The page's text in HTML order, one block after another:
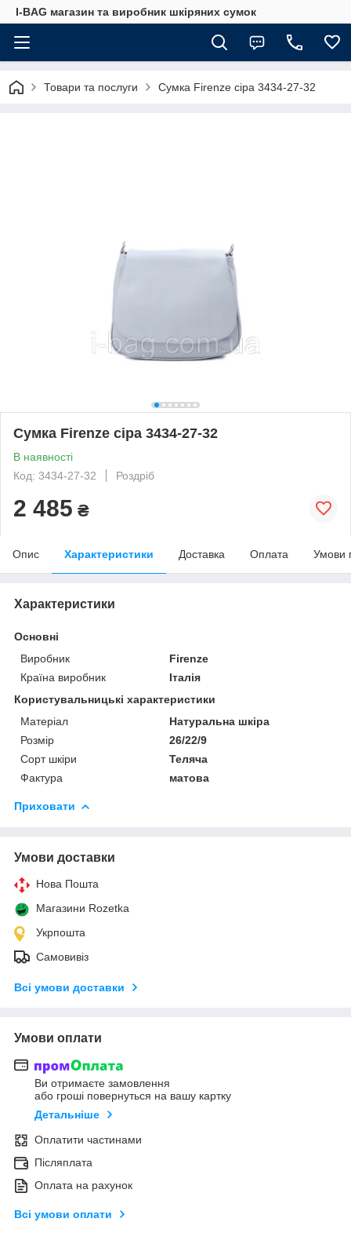
I-BAG магазин та виробник шкіряних сумок
Товари та послуги Сумка Firenze сіра 3434-27-32
Сумка Firenze сіра 3434-27-32
В наявності
Код: 3434-27-32
Роздріб
2 485 ₴
Опис Характеристики Доставка Оплата Умови
Характеристики
Основні
Виробник
Firenze
Країна виробник
Італія
Користувальницькі характеристики
Матеріал
Натуральна шкіра
Розмір
26/22/9
Сорт шкіри
Теляча
Фактура
матова
Приховати
Умови доставки
Нова Пошта
Магазини Rozetka
Укрпошта
Самовивіз
Всі умови доставки
Умови оплати
Ви отримаєте замовлення
або гроші повернуться на вашу картку
Детальніше
Оплатити частинами
Післяплата
Оплата на рахунок
Всі умови оплати